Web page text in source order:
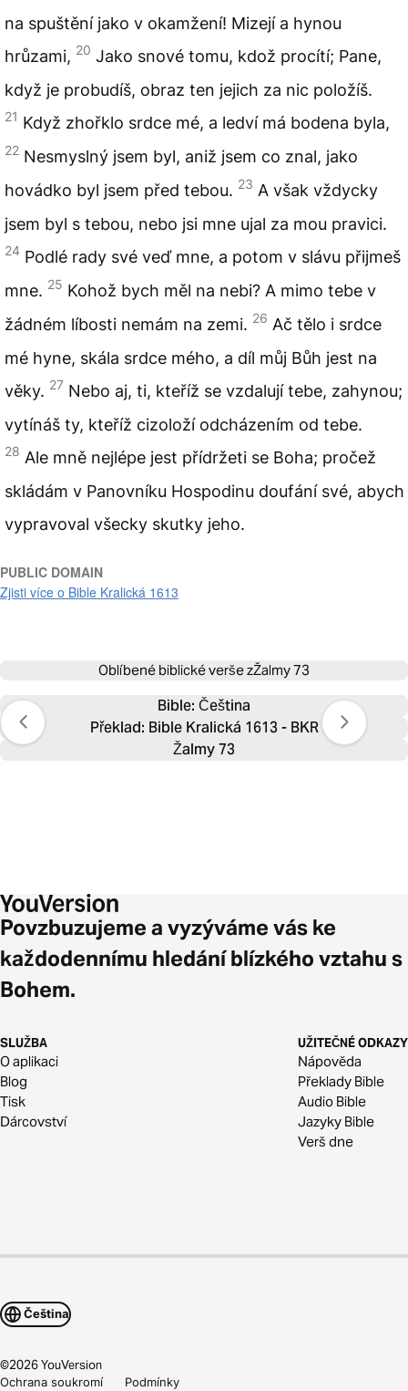
na spuštění jako v okamžení! Mizejí a hynou
hrůzami, 20 Jako snové tomu, kdož procítí; Pane,
když je probudíš, obraz ten jejich za nic položíš.
21 Když zhořklo srdce mé, a ledví má bodena byla,
22 Nesmyslný jsem byl, aniž jsem co znal, jako
hovádko byl jsem před tebou. 23 A však vždycky
jsem byl s tebou, nebo jsi mne ujal za mou pravici.
24 Podlé rady své veď mne, a potom v slávu přijmeš
mne. 25 Kohož bych měl na nebi? A mimo tebe v
žádném líbosti nemám na zemi. 26 Ač tělo i srdce
mé hyne, skála srdce mého, a díl můj Bůh jest na
věky. 27 Nebo aj, ti, kteříž se vzdalují tebe, zahynou;
vytínáš ty, kteříž cizoloží odcházením od tebe.
28 Ale mně nejlépe jest přídržeti se Boha; pročež
skládám v Panovníku Hospodinu doufání své, abych
vypravoval všecky skutky jeho.
PUBLIC DOMAIN
Zjisti více o Bible Kralická 1613
Oblíbené biblické verše zŽalmy 73
Bible: Čeština
Překlad: Bible Kralická 1613 - BKR
Žalmy 73
Povzbuzujeme a vyzýváme vás ke
každodennímu hledání blízkého vztahu s
Bohem.
SLUŽBA
O aplikaci
Blog
Tisk
Dárcovství
UŽITEČNÉ ODKAZY
Nápověda
Překlady Bible
Audio Bible
Jazyky Bible
Verš dne
Čeština
©2026YouVersion
Ochrana soukromí Podmínky